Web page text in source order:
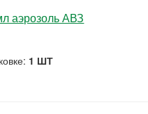
аэрозоль АВЗ
1 ШТ